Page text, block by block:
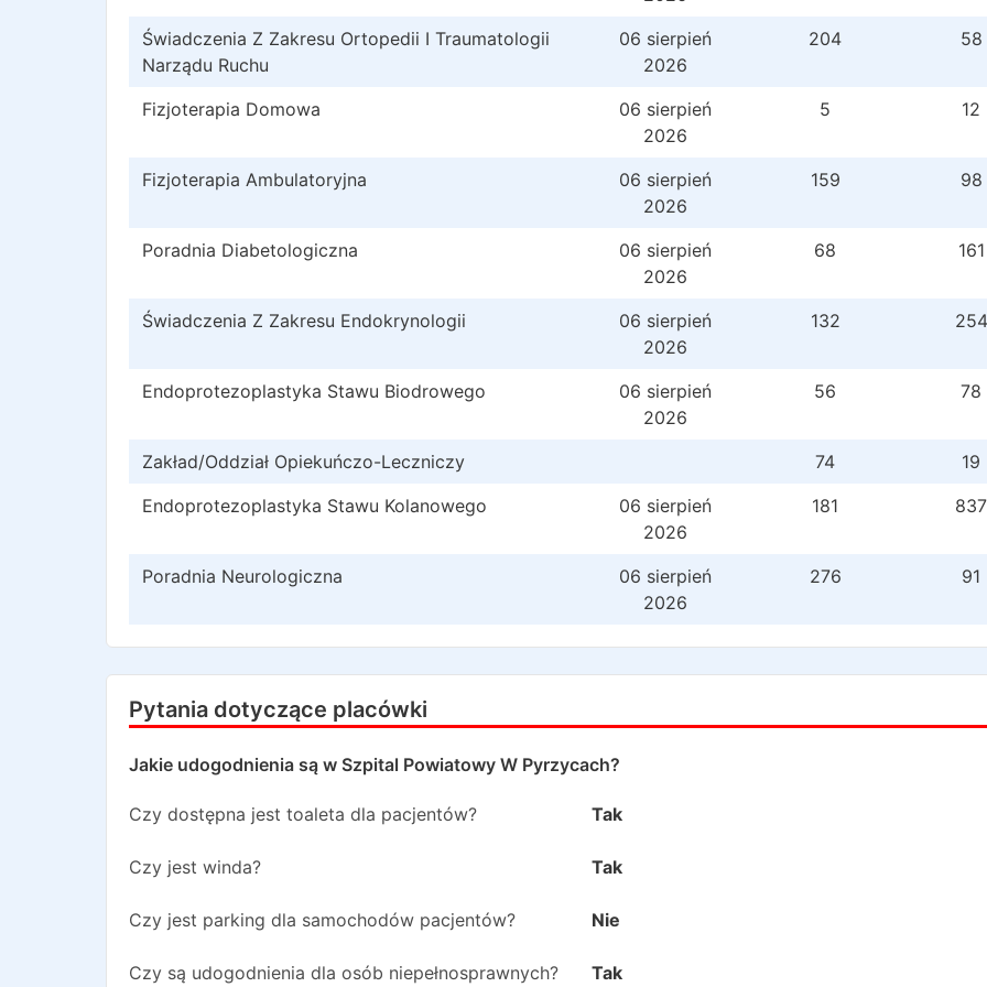
Świadczenia Z Zakresu Ortopedii I Traumatologii
Narządu Ruchu
06 sierpień
2026
204 58
Fizjoterapia Domowa
06 sierpień
2026
5 12
Fizjoterapia Ambulatoryjna
06 sierpień
2026
159 98
Poradnia Diabetologiczna
06 sierpień
2026
68 161
Świadczenia Z Zakresu Endokrynologii
06 sierpień
2026
132 254
Endoprotezoplastyka Stawu Biodrowego
06 sierpień
2026
56 78
Zakład/Oddział Opiekuńczo-Leczniczy 74
19
Endoprotezoplastyka Stawu Kolanowego
06 sierpień
2026
181 837
Poradnia Neurologiczna
06 sierpień
2026
276 91
Pytania dotyczące placówki
Jakie udogodnienia są w Szpital Powiatowy W Pyrzycach?
Czy dostępna jest toaleta dla pacjentów? Tak
Czy jest winda? Tak
Czy jest parking dla samochodów pacjentów? Nie
Czy są udogodnienia dla osób niepełnosprawnych? Tak